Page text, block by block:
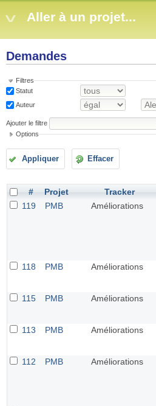
Aller à un projet...
Demandes
Filtres
Statut
Auteur
Ajouter le filtre
Options
Appliquer Effacer
# Projet Tracker
119
PMB Améliorations
118
PMB Améliorations
115
PMB Améliorations
113
PMB Améliorations
112
PMB Améliorations